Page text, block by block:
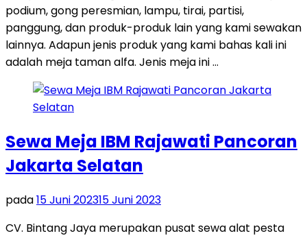
podium, gong peresmian, lampu, tirai, partisi,
panggung, dan produk-produk lain yang kami sewakan
lainnya. Adapun jenis produk yang kami bahas kali ini
adalah meja taman alfa. Jenis meja ini …
Sewa Meja IBM Rajawati Pancoran
Jakarta Selatan
pada15 Juni 202315 Juni 2023
CV. Bintang Jaya merupakan pusat sewa alat pesta